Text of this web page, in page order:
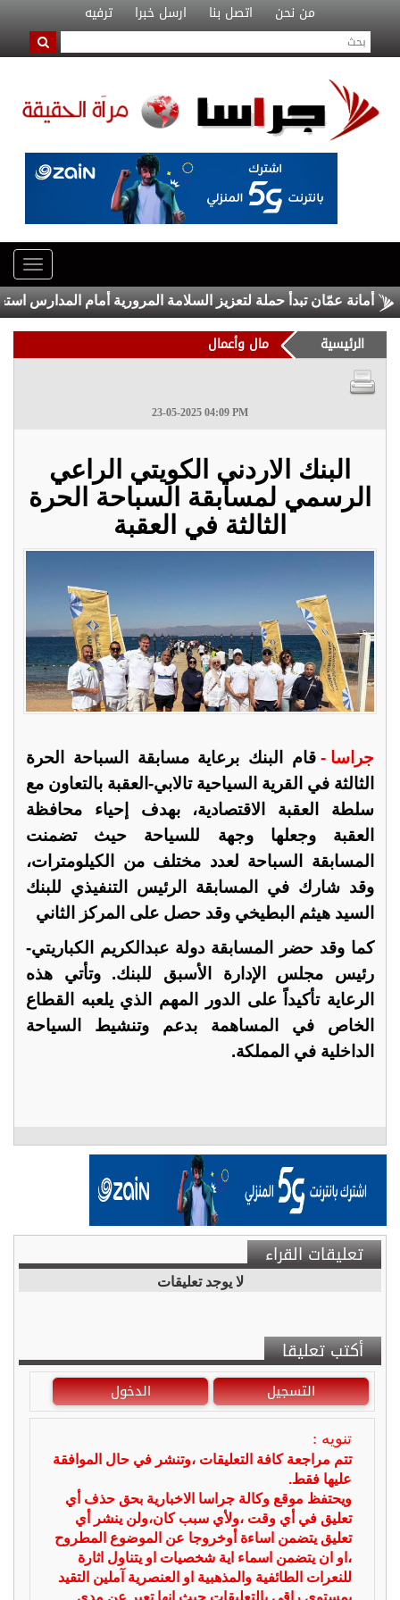
من نحن اتصل بنا ارسل خبرا ترفيه
أمانة عمّان تبدأ حملة لتعزيز السلامة المرورية أمام المدارس
الرئيسية مال وأعمال
23-05-2025 04:09 PM
البنك الاردني الكويتي الراعي
الرسمي لمسابقة السباحة الحرة
الثالثة في العقبة
جراسا - قام البنك برعاية مسابقة السباحة الحرة
الثالثة في القرية السياحية تالابي-العقبة بالتعاون مع
سلطة العقبة الاقتصادية، بهدف إحياء محافظة
العقبة وجعلها وجهة للسياحة حيث تضمنت
المسابقة السباحة لعدد مختلف من الكيلومترات،
وقد شارك في المسابقة الرئيس التنفيذي للبنك
السيد هيثم البطيخي وقد حصل على المركز الثاني
كما وقد حضر المسابقة دولة عبدالكريم الكباريتي-
رئيس مجلس الإدارة الأسبق للبنك. وتأتي هذه
الرعاية تأكيداً على الدور المهم الذي يلعبه القطاع
الخاص في المساهمة بدعم وتنشيط السياحة
الداخلية في المملكة.
تعليقات القراء
لا يوجد تعليقات
أكتب تعليقا
التسجيل الدخول
تنويه :
تتم مراجعة كافة التعليقات ،وتنشر في حال الموافقة
عليها فقط.
ويحتفظ موقع وكالة جراسا الاخبارية بحق حذف أي
تعليق في أي وقت ،ولأي سبب كان،ولن ينشر أي
تعليق يتضمن اساءة أوخروجا عن الموضوع المطروح
،او ان يتضمن اسماء اية شخصيات او يتناول اثارة
للنعرات الطائفية والمذهبية او العنصرية آملين التقيد